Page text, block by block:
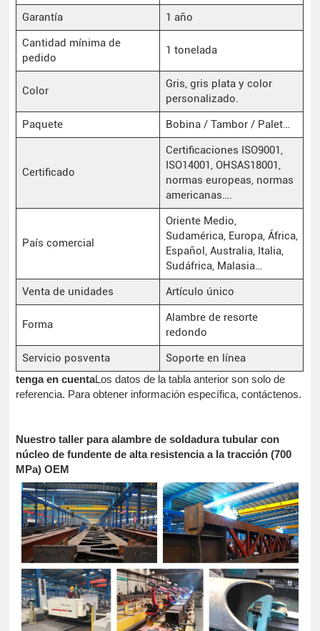
Garantía
1 año
Cantidad mínima de
pedido
1 tonelada
Color
Gris, gris plata y color
personalizado.
Paquete
Bobina / Tambor / Palet…
Certificado
Certificaciones ISO9001,
ISO14001, OHSAS18001,
normas europeas, normas
americanas….
País comercial
Oriente Medio,
Sudamérica, Europa, África,
Español, Australia, Italia,
Sudáfrica, Malasia…
Venta de unidades
Artículo único
Forma
Alambre de resorte
redondo
Servicio posventa
Soporte en línea
tenga en cuentaLos datos de la tabla anterior son solo de
referencia. Para obtener información específica, contáctenos.
Nuestro taller para alambre de soldadura tubular con
núcleo de fundente de alta resistencia a la tracción (700
MPa) OEM